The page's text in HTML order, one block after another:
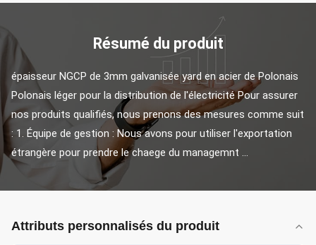
Résumé du produit
épaisseur NGCP de 3mm galvanisée yard en acier de Polonais
Polonais léger pour la distribution de l'électricité Pour assurer
nos produits qualifiés, nous prenons des mesures comme suit
: 1. Équipe de gestion : Nous avons pour utiliser l'exportation
étrangère pour prendre le chaege du managemnt ...
Attributs personnalisés du produit